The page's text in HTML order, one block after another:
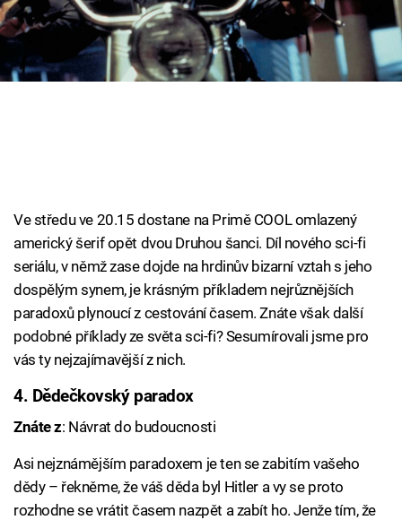
Cool Esport
Pořady
Sledujte nás
Ve středu ve 20.15 dostane na Primě COOL omlazený
americký šerif opět dvou Druhou šanci. Díl nového sci-fi
seriálu, v němž zase dojde na hrdinův bizarní vztah s jeho
dospělým synem, je krásným příkladem nejrůznějších
paradoxů plynoucí z cestování časem. Znáte však další
podobné příklady ze světa sci-fi? Sesumírovali jsme pro
vás ty nejzajímavější z nich.
4. Dědečkovský paradox
Znáte z: Návrat do budoucnosti
Asi nejznámějším paradoxem je ten se zabitím vašeho
dědy – řekněme, že váš děda byl Hitler a vy se proto
rozhodne se vrátit časem nazpět a zabít ho. Jenže tím, že